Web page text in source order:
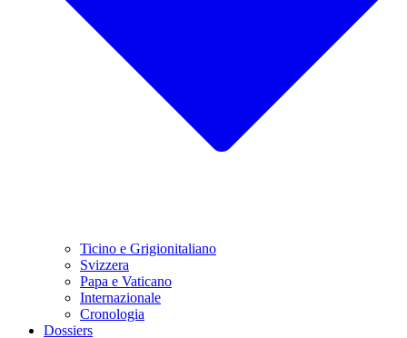
Ticino e Grigionitaliano
Svizzera
Papa e Vaticano
Internazionale
Cronologia
Dossiers